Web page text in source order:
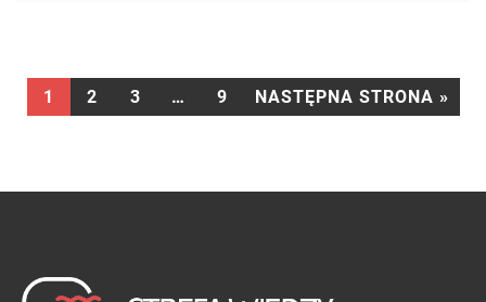
1 2 3 … 9 NASTĘPNA STRONA »